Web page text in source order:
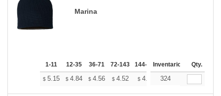
Marina
1-11 12-35 36-71 72-143 144-287 288 + Más
Inventario Qty.
$ 5.15 $ 4.84 $ 4.56 $ 4.52 $ 4.45 $4.41
324